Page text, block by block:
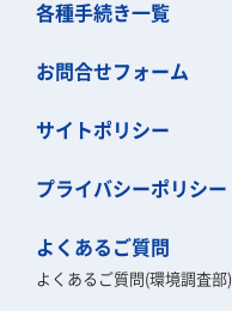
各種手続き一覧
お問合せフォーム
サイトポリシー
プライバシーポリシー
よくあるご質問
よくあるご質問(環境調査部)